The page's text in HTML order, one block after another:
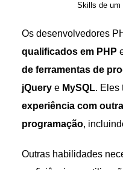
Skills de um
Os desenvolvedores
qualificados em PHP
de ferramentas de
jQuerye MySQL. Eles
experiência com
programação,
Outras habilidades